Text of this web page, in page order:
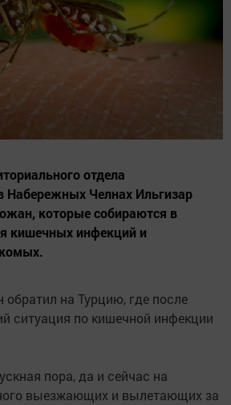
отдела
Набережных Челнах Ильгизар
которые собираются в
кишечных инфекций и
на Турцию, где после
ситуация по кишечной инфекции
пора, да и сейчас на
выезжающих и вылетающих за